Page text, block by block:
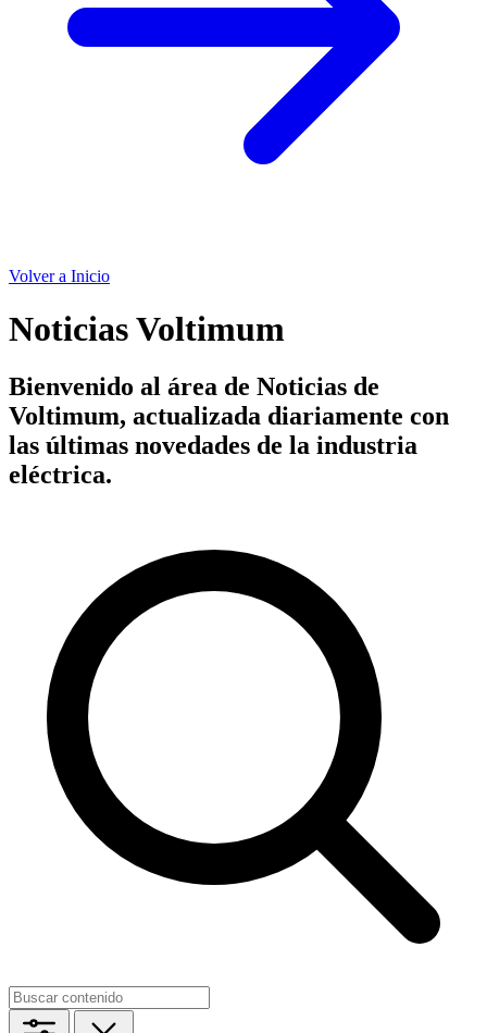
Volver a Inicio
Noticias Voltimum
Bienvenido al área de Noticias de
Voltimum, actualizada diariamente con
las últimas novedades de la industria
eléctrica.